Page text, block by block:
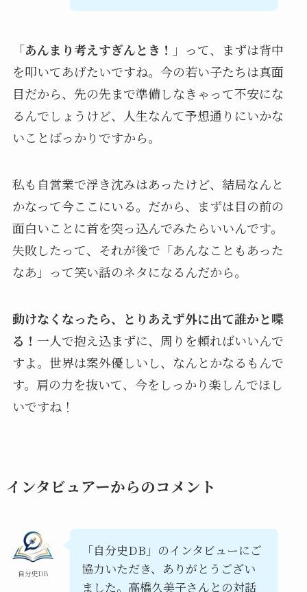
「あんまり考えすぎんとき！ 」って、まずは背中
を叩いてあげたいですね。今の若い子たちは真面
目だから、先の先まで準備しなきゃって不安にな
るんでしょうけど、人生なんて予想通りにいかな
いことばっかりですから。
私も自営業で浮き沈みはあったけど、結局なんと
かなって今ここにいる。だから、まずは目の前の
面白いことに首を突っ込んでみたらいいんです。
失敗したって、それが後で「あんなこともあった
なあ」って笑い話のネタになるんだから。
動けなくなったら、とりあえず外に出て誰かと喋
る！ 一人で抱え込まずに、周りを頼ればいいんで
すよ。世界は案外優しいし、なんとかなるもんで
す。肩の力を抜いて、今をしっかり楽しんでほし
いですね！
インタビュアーからのコメント
自分史DB
「自分史DB」のインタビューにご
協力いただき、ありがとうござい
ました。高橋久美子さんとの対話